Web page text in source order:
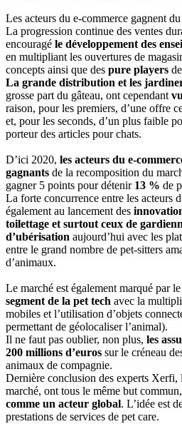
Les acteurs du e-commerce gagnent
La progression continue des ventes
encouragé le développement des
en multipliant les ouvertures de
concepts ainsi que des pure players
La grande distribution et les
grosse part du gâteau, ont cependant
raison, pour les premiers, d’une offre
et, pour les seconds, d’un plus faible
porteur des articles pour chats.
D’ici 2020, les acteurs du e-
gagnants de la recomposition du
gagner 5 points pour détenir 13 % de
La forte concurrence entre les acteurs
également au lancement des
toilettage et surtout ceux de
d’ubérisation aujourd’hui avec les
entre le grand nombre de pet-sitters
d’animaux.
Le marché est également marqué par le
segment de la pet tech avec la
mobiles et l’utilisation d’objets
permettant de géolocaliser l’animal).
Il ne faut pas oublier, non plus, les
200 millions d’euros sur le créneau
animaux de compagnie.
Dernière conclusion des experts Xerfi,
marché, ont tous le même but
comme un acteur global. L’idée est
prestations de services de pet care.